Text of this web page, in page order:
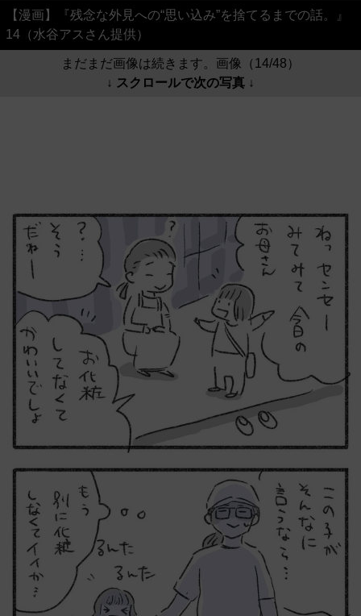
【漫画】『残念な外見への“思い込み”を捨てるまでの話。』
14（水谷アスさん提供）
まだまだ画像は続きます。画像（14/48）
↓ スクロールで次の写真 ↓